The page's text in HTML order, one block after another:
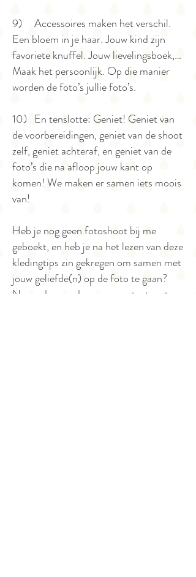
9) Accessoires maken het verschil.
Een bloem in je haar. Jouw kind zijn
favoriete knuffel. Jouw lievelingsboek,…
Maak het persoonlijk. Op die manier
worden de foto’s jullie foto’s.
10) En tenslotte: Geniet! Geniet van
de voorbereidingen, geniet van de shoot
zelf, geniet achteraf, en geniet van de
foto’s die na afloop jouw kant op
komen! We maken er samen iets moois
van!
Heb je nog geen fotoshoot bij me
geboekt, en heb je na het lezen van deze
kledingtips zin gekregen om samen met
jouw geliefde(n) op de foto te gaan?
Neem dan vandaag nog contact met